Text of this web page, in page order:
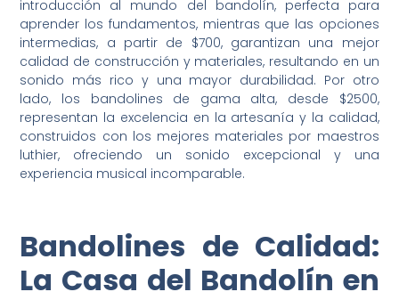
introducción al mundo del bandolín, perfecta para
aprender los fundamentos, mientras que las opciones
intermedias, a partir de $700, garantizan una mejor
calidad de construcción y materiales, resultando en un
sonido más rico y una mayor durabilidad. Por otro
lado, los bandolines de gama alta, desde $2500,
representan la excelencia en la artesanía y la calidad,
construidos con los mejores materiales por maestros
luthier, ofreciendo un sonido excepcional y una
experiencia musical incomparable.
Bandolines de Calidad:
La Casa del Bandolín en